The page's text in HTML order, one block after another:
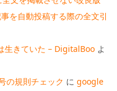
を自動投稿する際の全文引
生きていた – DigitalBoo よ
の規則チェック に google